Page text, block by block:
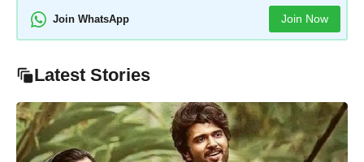
Join WhatsApp Join Now
Latest Stories